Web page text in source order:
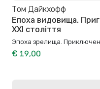
Том Дайкхофф
Епоха видовища.
XXI століття
Эпоха зрелища.
€ 19,00